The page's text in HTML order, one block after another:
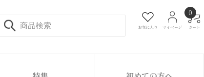
お気に入り マイページ カート
0